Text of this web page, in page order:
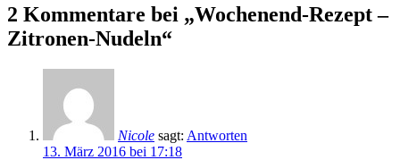
2 Kommentare bei „Wochenend-Rezept –
Zitronen-Nudeln“
Nicole sagt: Antworten
13. März 2016 bei 17:18